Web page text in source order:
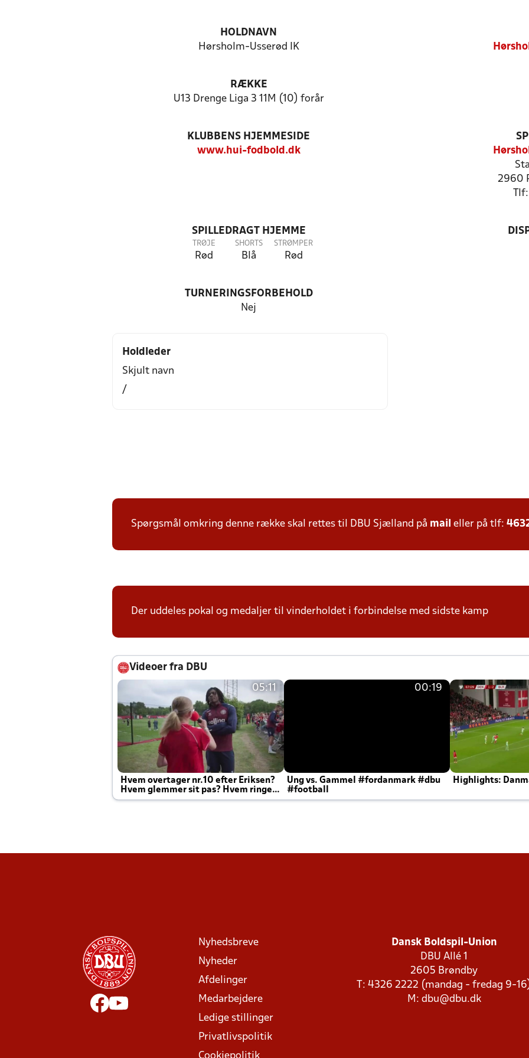
HOLDNAVN
Hørsholm-Usserød IK
RÆKKE
U13 Drenge Liga 3 11M (10) forår
KLUBBENS HJEMMESIDE
www.hui-fodbold.dk
2960
SPILLEDRAGT HJEMME
TRØJE
Rød
SHORTS
Blå
STRØMPER
Rød
TURNERINGSFORBEHOLD
Nej
Holdleder
Skjult navn
/
Spørgsmål omkring denne række skal rettes til DBU Sjælland på mail eller på tlf:
Der uddeles pokal og medaljer til vinderholdet i forbindelse med sidste kamp
Videoer fra DBU
05:11
Hvem overtager nr.10 efter Eriksen?
Hvem glemmer sit pas? Hvem ringer
Joachim altid til efter kampe?
00:19
Ung vs. Gammel #fordanmark #dbu
#football
Highlights:
Nyhedsbreve
Nyheder
Afdelinger
Medarbejdere
Ledige stillinger
Privatlivspolitik
Dansk Boldspil-Union
DBU Allé 1
2605 Brøndby
T: 4326 2222 (mandag - fredag 9-
M: dbu@dbu.dk